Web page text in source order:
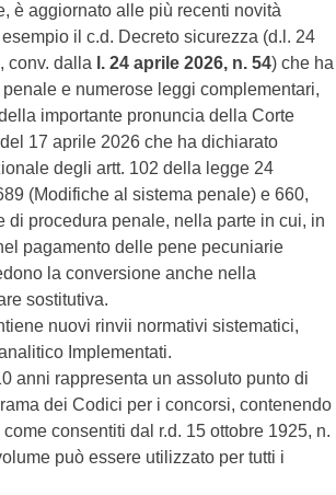
è aggiornato alle più recenti novità
il c.d. Decreto sicurezza (d.l. 24
conv. dalla l. 24 aprile 2026, n. 54) che ha
e numerose leggi complementari,
importante pronuncia della Corte
17 aprile 2026 che ha dichiarato
degli artt. 102 della legge 24
(Modifiche al sistema penale) e 660,
di procedura penale, nella parte in cui, in
pagamento delle pene pecuniarie
la conversione anche nella
sostitutiva.
nuovi rinvii normativi sistematici,
Implementati.
anni rappresenta un assoluto punto di
dei Codici per i concorsi, contenendo
consentiti dal r.d. 15 ottobre 1925, n.
può essere utilizzato per tutti i